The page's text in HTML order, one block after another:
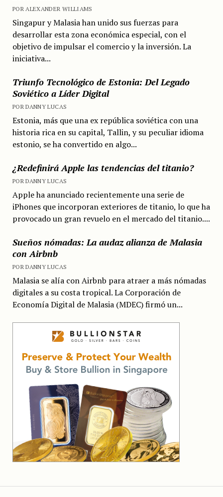
POR ALEXANDER WILLIAMS
Singapur y Malasia han unido sus fuerzas para
desarrollar esta zona económica especial, con el
objetivo de impulsar el comercio y la inversión. La
iniciativa...
Triunfo Tecnológico de Estonia: Del Legado
Soviético a Líder Digital
POR DANNY LUCAS
Estonia, más que una ex república soviética con una
historia rica en su capital, Tallin, y su peculiar idioma
estonio, se ha convertido en algo...
¿Redefinirá Apple las tendencias del titanio?
POR DANNY LUCAS
Apple ha anunciado recientemente una serie de
iPhones que incorporan exteriores de titanio, lo que ha
provocado un gran revuelo en el mercado del titanio....
Sueños nómadas: La audaz alianza de Malasia
con Airbnb
POR DANNY LUCAS
Malasia se alía con Airbnb para atraer a más nómadas
digitales a su costa tropical. La Corporación de
Economía Digital de Malasia (MDEC) firmó un...